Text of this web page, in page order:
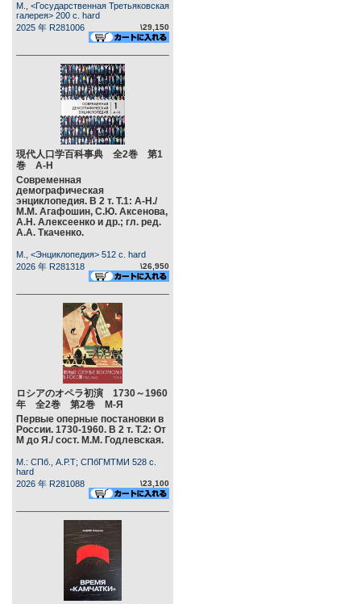
М., <Государственная Третьяковская
галерея> 200 c. hard
2025 年 R281006
\29,150
現代人口学百科事典 全2巻 第1
巻 А-Н
Современная
демографическая
энциклопедия. В 2 т. Т.1: А-Н./
М.М. Агафошин, С.Ю. Аксенова,
А.Н. Алексеенко и др.; гл. ред.
А.А. Ткаченко.
М., <Энциклопедия> 512 c. hard
2026 年 R281318
\26,950
ロシアのオペラ初演 1730～1960
年 全2巻 第2巻 М-Я
Первые оперные постановки в
России. 1730-1960. В 2 т. Т.2: От
М до Я./ сост. М.М. Годлевская.
М.: СПб., А.Р.Т; СПбГМТМИ 528 c.
hard
2026 年 R281088
\23,100